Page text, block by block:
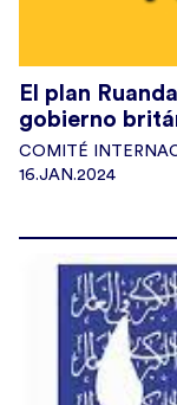
El plan
gobierno
COMITÉ
16.JAN.2024